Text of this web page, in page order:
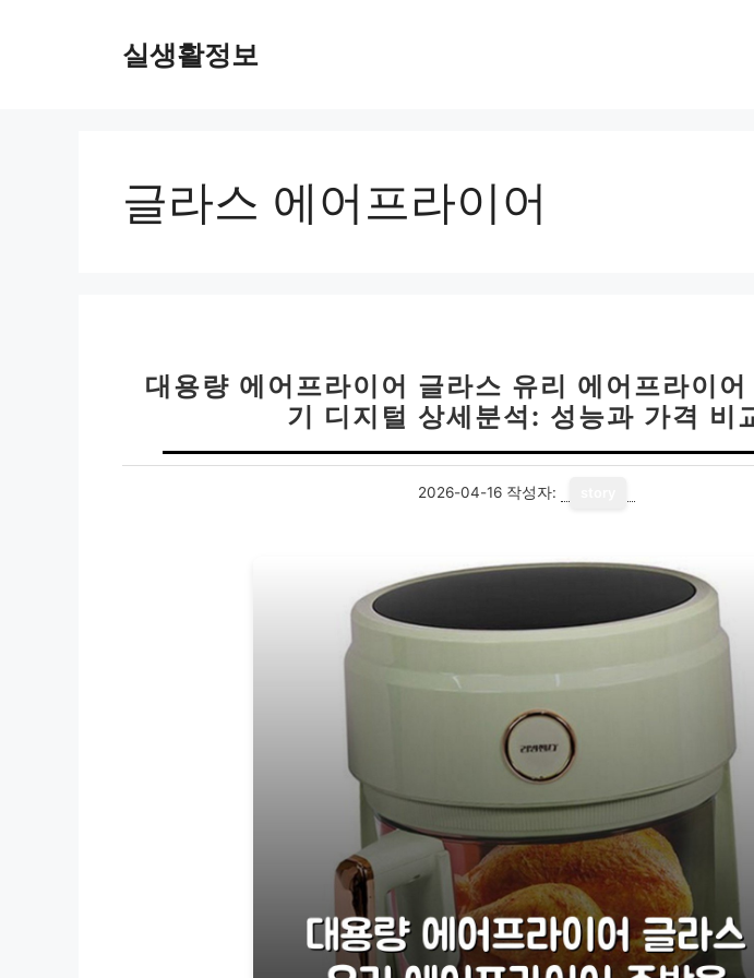
실생활정보
글라스 에어프라이어
대용량 에어프라이어 글라스 유리 에어프라이어
기 디지털 상세분석: 성능과 가격 비
2026-04-16 작성자: